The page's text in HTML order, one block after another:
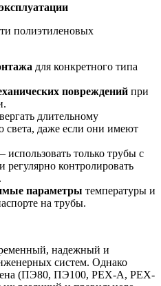
полиэтиленовых
для конкретного типа
повреждений при
длительному
света, даже если они имеют
– использовать только трубы с
контролировать
параметры температуры и
на трубы.
надежный и
систем. Однако
(ПЭ80, ПЭ100, PEX-A, PEX-